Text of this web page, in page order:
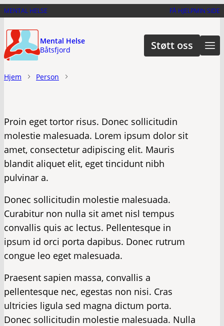
Hopp
hovedinnhold
MENTAL HELSE FÅ HJELPMIN SIDE
Mental Helse
Båtsfjord
Støtt oss
Hjem Person
Proin eget tortor risus. Donec sollicitudin
molestie malesuada. Lorem ipsum dolor sit
amet, consectetur adipiscing elit. Mauris
blandit aliquet elit, eget tincidunt nibh
pulvinar a.
Donec sollicitudin molestie malesuada.
Curabitur non nulla sit amet nisl tempus
convallis quis ac lectus. Pellentesque in
ipsum id orci porta dapibus. Donec rutrum
congue leo eget malesuada.
Praesent sapien massa, convallis a
pellentesque nec, egestas non nisi. Cras
ultricies ligula sed magna dictum porta.
Donec sollicitudin molestie malesuada. Nulla